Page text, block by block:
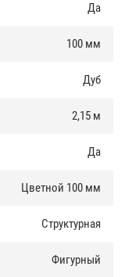
плинтус можно за
Да
100 мм
Дуб
2,15 м
Да
Цветной 100 мм
Структурная
Фигурный